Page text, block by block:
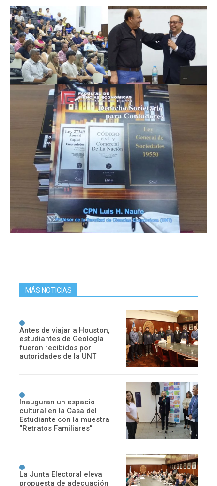
MÁS NOTICIAS
Antes de viajar a Houston,
estudiantes de Geología
fueron recibidos por
autoridades de la UNT
Inauguran un espacio
cultural en la Casa del
Estudiante con la muestra
“Retratos Familiares”
La Junta Electoral eleva
propuesta de adecuación